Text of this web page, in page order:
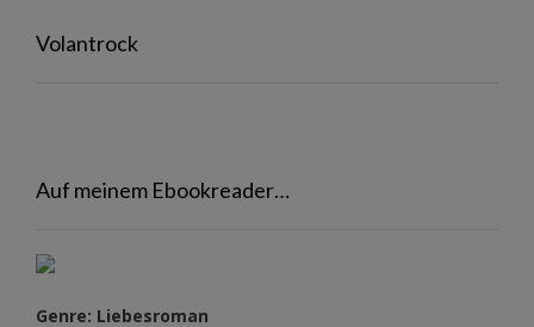
Volantrock
Auf meinem Ebookreader…
Genre: Liebesroman